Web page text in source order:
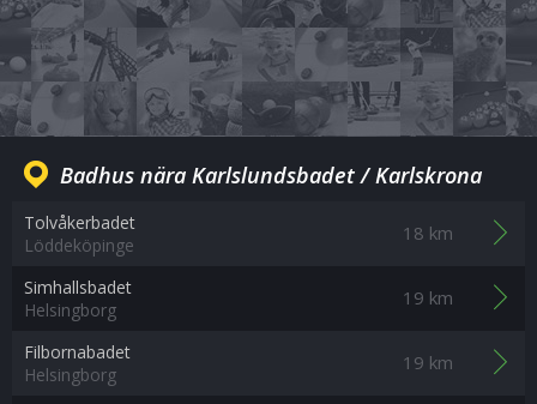
Badhus nära Karlslundsbadet / Karlskrona
Tolvåkerbadet
Löddeköpinge
18 km
Simhallsbadet
Helsingborg
19 km
Filbornabadet
Helsingborg
19 km